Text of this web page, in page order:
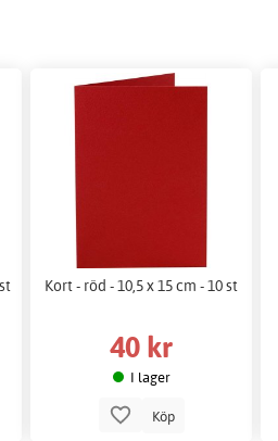
Kort - röd - 10,5 x 15 cm - 10 st
40 kr
I lager
Köp